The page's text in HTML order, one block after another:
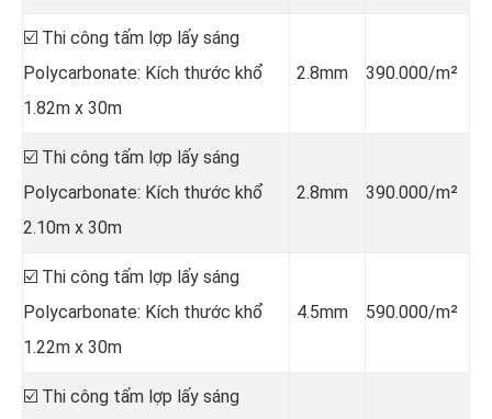
☑️ Thi công tấm lợp lấy sáng
Polycarbonate: Kích thước khổ
1.82m x 30m
2.8mm 390.000/m²
☑️ Thi công tấm lợp lấy sáng
Polycarbonate: Kích thước khổ
2.10m x 30m
2.8mm 390.000/m²
☑️ Thi công tấm lợp lấy sáng
Polycarbonate: Kích thước khổ
1.22m x 30m
4.5mm 590.000/m²
☑️ Thi công tấm lợp lấy sáng